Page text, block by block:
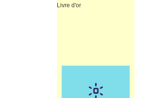
Livre d'or